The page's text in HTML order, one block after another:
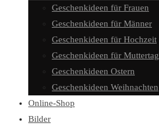
Geschenkideen für Frauen
Geschenkideen für Männer
Geschenkideen für Hochzeit
Geschenkideen für Muttertag
Geschenkideen Ostern
Geschenkideen Weihnachten
Online-Shop
Bilder